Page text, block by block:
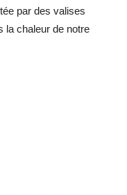
par des valises
la chaleur de notre